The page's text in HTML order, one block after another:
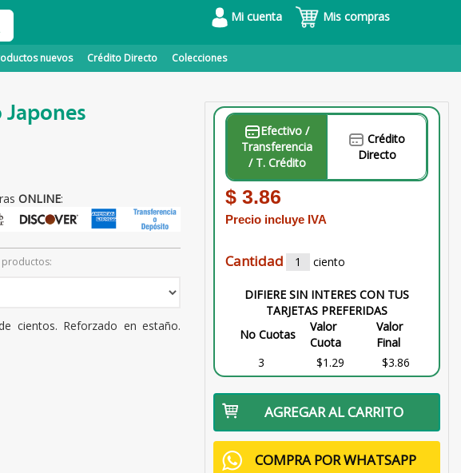
Mi cuenta Mis compras
nuevos Crédito Directo Colecciones
ONLINE:
productos:
cientos. Reforzado en estaño.
Efectivo /
Transferencia
/ T. Crédito
Directo
$ 3.86
Precio incluye IVA
Cantidad ciento
DIFIERE SIN INTERES CON TUS
TARJETAS PREFERIDAS
No Cuotas
Valor
Cuota
Valor
Final
3
$1.29 $3.86
AGREGAR AL CARRITO
COMPRA POR WHATSAPP